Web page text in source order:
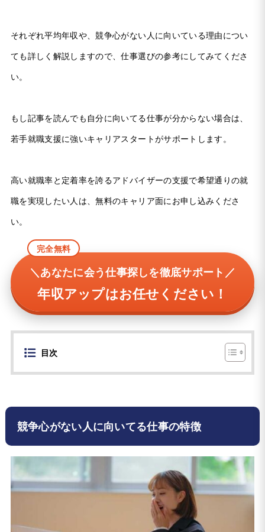
それぞれ平均年収や、競争心がない人に向いている理由につい
ても詳しく解説しますので、仕事選びの参考にしてみてくださ
い。
もし記事を読んでも自分に向いてる仕事が分からない場合は、
若手就職支援に強いキャリアスタートがサポートします。
高い就職率と定着率を誇るアドバイザーの支援で希望通りの就
職を実現したい人は、無料のキャリア面にお申し込みくださ
い。
完全無料
＼あなたに会う仕事探しを徹底サポート／
年収アップはお任せください！
目次
競争心がない人に向いてる仕事の特徴